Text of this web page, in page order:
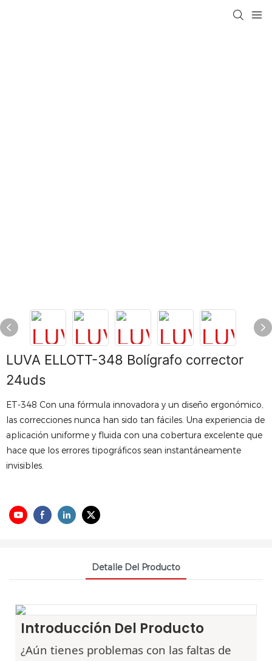
LUVA ELLOTT-348 Bolígrafo corrector
24uds
ET-348 Con una fórmula innovadora y un diseño ergonómico,
las correcciones nunca han sido tan fáciles. Una experiencia de
aplicación uniforme y fluida con una cobertura excelente que
hace que los errores tipográficos sean instantáneamente
invisibles.
Detalle Del Producto
Introducción Del Producto
¿Aún tienes problemas con las faltas de